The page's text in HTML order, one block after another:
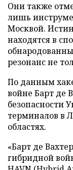
Они также
лишь
Москвой.
находятся в
резонанс не
По данным
войне Барт де
безопасности
терминалов в
областях.
«Барт де
гибридной